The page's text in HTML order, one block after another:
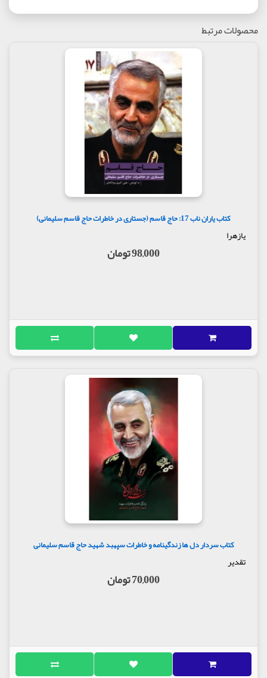
محصولات مرتبط
کتاب یاران ناب 17: حاج قاسم (جستاری در خاطرات حاج قاسم سلیمانی)
یازهرا
98,000 تومان
کتاب سردار دل ها زندگینامه و خاطرات سپهبد شهید حاج قاسم سلیمانی
تقدیر
70,000 تومان